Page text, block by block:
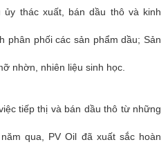
thác xuất, bán dầu thô và kinh
phân phối các sản phẩm dầu; Sản
nhờn, nhiên liệu sinh học.
tiếp thị và bán dầu thô từ những
qua, PV Oil đã xuất sắc hoàn